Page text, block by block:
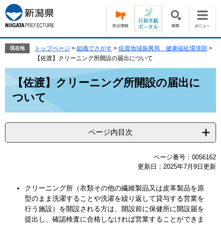
ー
ジ
の
で
ニ
ュ
ー
ば
現在地 トップページ > 組織でさがす > 佐渡地域振興局 健康福祉環境部 >
【佐渡】クリーニング所開設の届出について
【佐渡】クリーニング所開設の届出に
ついて
ページ内目次
ページ番号：0056162
更新日：2025年7月9日更新
クリーニング所（衣類その他の繊維製品又は皮革製品を原
型のまま洗濯することや洗濯を繰り返して貸与する営業を
行う施設）を開設される方は、開設前に保健所に開設届を
提出し、確認検査に合格しなければ営業することができま